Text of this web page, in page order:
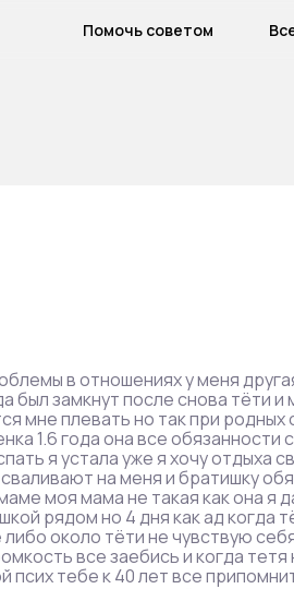
Помочь советом
в отношениях у меня
был замкнут после снова тёти и
мне плевать но так при родных
1.6 года она все обязанности с
я устала уже я хочу отдыха св
на меня и братишку обя
моя мама не такая как она я
рядом но 4 дня как ад когда
около тёти не чувствую
все заебись и когда тетя
псих тебе к 40 лет все